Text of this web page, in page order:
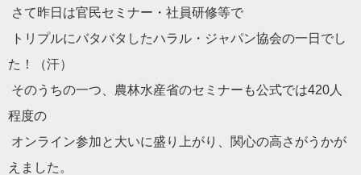
さて昨日は官民セミナー・社員研修等で
トリプルにバタバタしたハラル・ジャパン協会の一日でし
た！（汗）
そのうちの一つ、農林水産省のセミナーも公式では420人
程度の
オンライン参加と大いに盛り上がり、 関心の高さがうかが
えました。